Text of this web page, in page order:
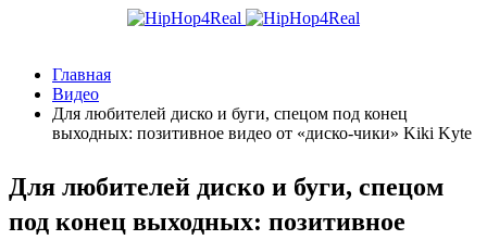
Главная
Видео
Для любителей диско и буги, спецом под конец
выходных: позитивное видео от «диско-чики» Kiki Kyte
Для любителей диско и буги, спецом
под конец выходных: позитивное